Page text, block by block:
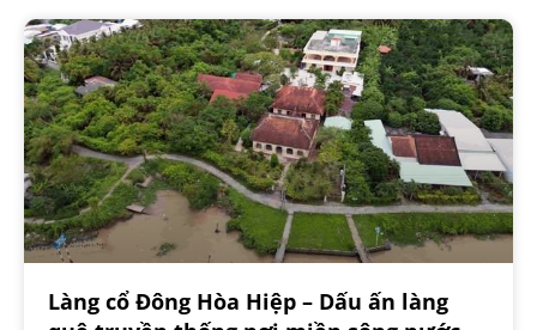
Làng cổ Đông Hòa Hiệp – Dấu ấn làng